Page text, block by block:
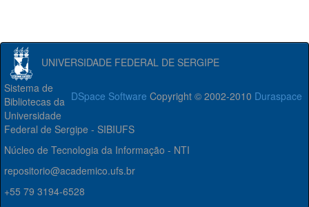
UNIVERSIDADE FEDERAL DE SERGIPE
DSpace Software Copyright © 2002-2010 Duraspace
Sistema de
Bibliotecas da
Universidade
Federal de Sergipe - SIBIUFS
Núcleo de Tecnologia da Informação - NTI
repositorio@academico.ufs.br
+55 79 3194-6528